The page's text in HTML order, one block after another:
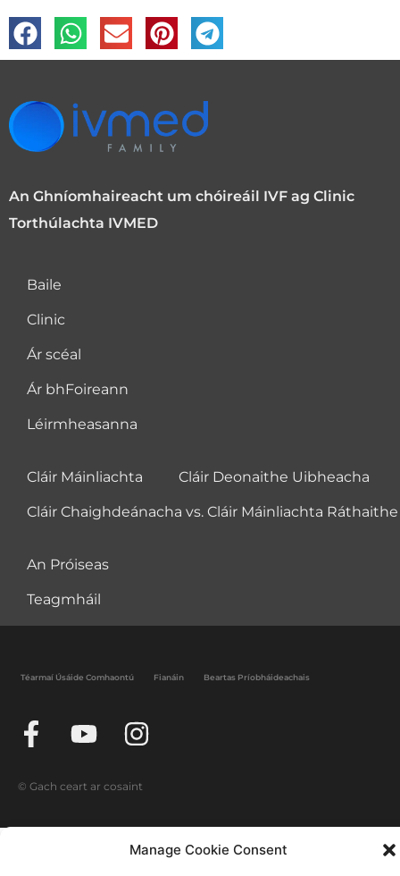
Manage Cookie Consent
An Ghníomhaireacht um chóireáil IVF ag Clinic
Torthúlachta IVMED
Baile
Clinic
Ár scéal
Ár bhFoireann
Léirmheasanna
Cláir Máinliachta Cláir Deonaithe Uibheacha
Cláir Chaighdeánacha vs. Cláir Máinliachta Ráthaithe
An Próiseas
Teagmháil
Téarmaí Úsáide Comhaontú Fianáin Beartas Príobháideachais
© Gach ceart ar cosaint